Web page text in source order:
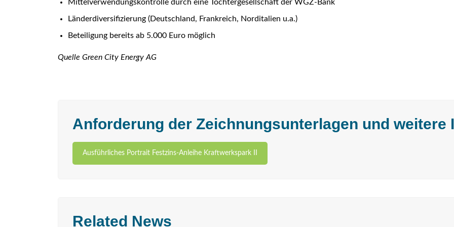
Mittelverwendungskontrolle durch eine Tochtergesellschaft der WGZ-Bank
Länderdiversifizierung (Deutschland, Frankreich, Norditalien u.a.)
Beteiligung bereits ab 5.000 Euro möglich
Quelle Green City Energy AG
Anforderung der Zeichnungsunterlagen und weitere
Ausführliches Portrait Festzins-Anleihe Kraftwerkspark II
Related News